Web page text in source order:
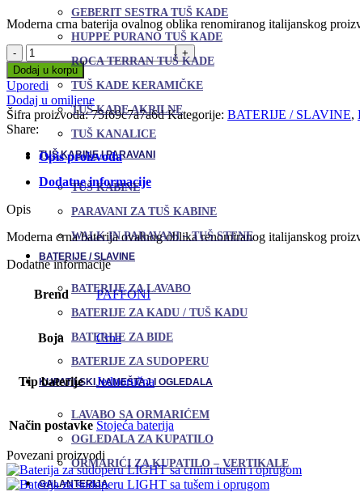
GEBERIT SESTRA TUŠ KADE
HUPPE PURANO TUŠ KADE
ROCA TERRAN TUŠ KADE
TUŠ KADE KERAMIČKE
TUŠ KADE AKRILNE
TUŠ KANALICE
TUŠ KABINE I PARAVANI
TUŠ KABINE
PARAVANI ZA TUŠ KABINE
WALK IN PARAVANI – TUŠ STENE
BATERIJE / SLAVINE
BATERIJE ZA LAVABO
BATERIJE ZA KADU / TUŠ KADU
BATERIJE ZA BIDE
BATERIJE ZA SUDOPERU
KUPATILSKI NAMEŠTAJ I OGLEDALA
LAVABO SA ORMARIĆEM
OGLEDALA ZA KUPATILO
ORMARIĆI ZA KUPATILO – VERTIKALE
GALANTERIJA
Moderna crna baterija ovalnog oblika renomiranog italijanskog
Crna
baterija
za
lavabo
RINGO
količina
Dodaj u korpu
Uporedi
Dodaj u omiljene
Šifra proizvoda:75f69c7a7a6dKategorije: BATERIJE / SLAVINE,
Share:
Opis proizvoda
Dodatne informacije
Opis
Moderna crna baterija ovalnog oblika renomiranog italijanskog
Dodatne informacije
Brend PAFFONI
Boja Crna
Tip baterije Jednoručna
Način postavke Stojeća baterija
Povezani proizvodi